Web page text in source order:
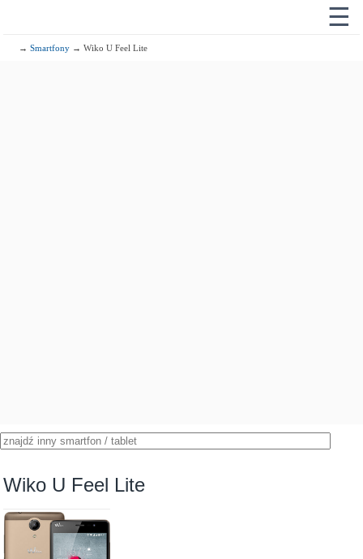
☰
→Smartfony → Wiko U Feel Lite
Wiko U Feel Lite